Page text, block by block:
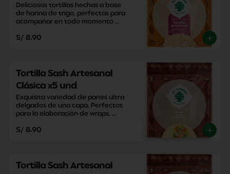
Deliciosas tortillas hechas a base
de harina de trigo, perfectas para
acompañar en todo momento
versatilidad y practicidad.
S/ 8.90
Tortilla Sash Artesanal
Clásica x5 und
Exquisita variedad de panes ultra
delgados de una capa. Perfectos
para la elaboración de wraps,
S/ 8.90
Tortilla Sash Artesanal